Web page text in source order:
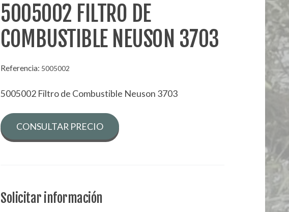
5005002 FILTRO DE
COMBUSTIBLE NEUSON 3703
Referencia: 5005002
5005002 Filtro de Combustible Neuson 3703
CONSULTAR PRECIO
Solicitar información